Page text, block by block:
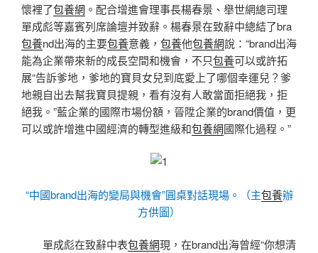
懷裡了包養網 。配合增進會理事長楊春景、舉世網總司理
單成彪等嘉賓列席論壇并致辭。楊春景在致辭中總結了bra
包養nd出海的主要包養意義， 包養他包養網說：“brand出海
能為企業帶來新的成長空間和機會，不只包養可以或許拓
展“告訴爹地，爹地的寶貝女兒到底愛上了哪個幸運兒？爹
地親自出去幫我寶貝提親，看有沒有人敢當面拒絕我，拒
絕我。”藍企業的國際市場份額，晉陞企業的brand價值，更
可以或許增進中國經濟的轉型進級和包養網國際化過程。”
“中國brand出海的變局與機會”圓桌對話現場。（主包養辦
方供圖）
單成彪在致辭中表包養網現，在brand出海曾經“你想清